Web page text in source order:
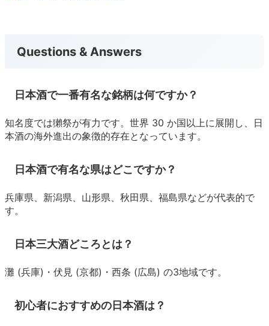
Questions & Answers
日本酒で一番有名な銘柄は何ですか？
知名度では獺祭が有力です。世界 30 か国以上に展開し、日
本酒の海外進出の象徴的存在となっています。
日本酒で有名な県はどこですか？
兵庫県、新潟県、山形県、秋田県、福島県などが代表的で
す。
日本三大酒どころとは？
灘 (兵庫)・伏見 (京都)・西条 (広島) の3地域です。
初心者におすすめの日本酒は？